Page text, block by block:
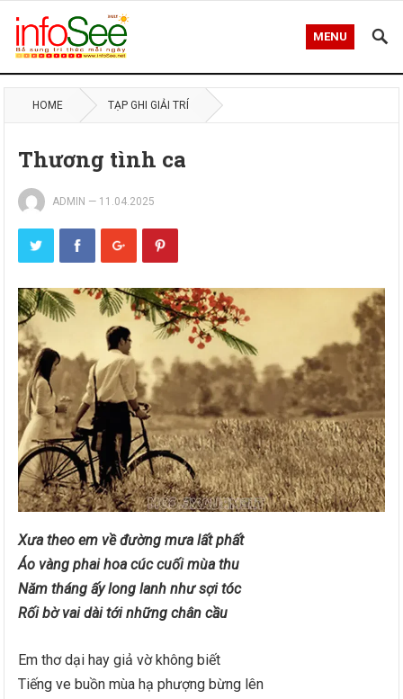
MENU
HOME TẠP GHI GIẢI TRÍ
Thương tình ca
ADMIN — 11.04.2025
Xưa theo em về đường mưa lất phất
Áo vàng phai hoa cúc cuối mùa thu
Năm tháng ấy long lanh như sợi tóc
Rối bờ vai dài tới những chân cầu
Em thơ dại hay giả vờ không biết
Tiếng ve buồn mùa hạ phượng bừng lên